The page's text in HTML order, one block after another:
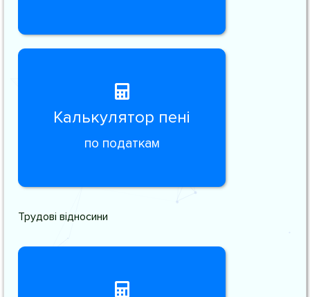
Калькулятор пені
по податкам
Трудові відносини